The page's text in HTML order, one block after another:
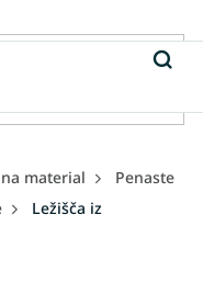
material
Penaste
Ležišča iz